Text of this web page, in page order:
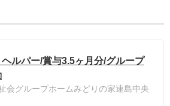
ルパー/賞与3.5ヶ月分/グループ
会グループホームみどりの家連島中央